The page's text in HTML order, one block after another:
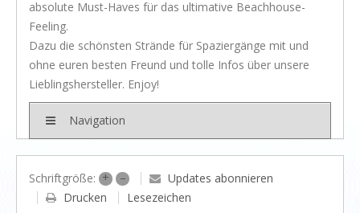
Rivièra Style
Hampton Style
Nordic Style
BRANDS
Rivièra Maison
Gervasoni
Neptune
absolute Must-Haves für das ultimative Beachhouse-
Feeling.
Dazu die schönsten Strände für Spaziergänge mit und
ohne euren besten Freund und tolle Infos über unsere
Lieblingshersteller. Enjoy!
Navigation
Schriftgröße: + –
Updates abonnieren
Drucken
Lesezeichen